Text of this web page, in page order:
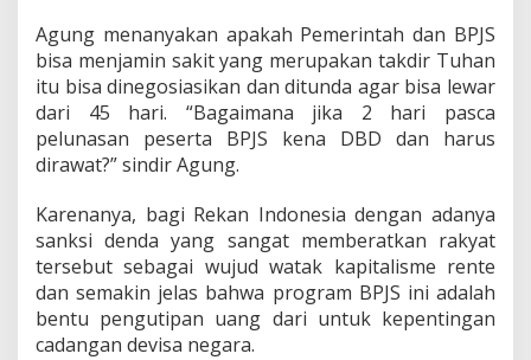
Agung menanyakan apakah Pemerintah dan BPJS
bisa menjamin sakit yang merupakan takdir Tuhan
itu bisa dinegosiasikan dan ditunda agar bisa lewar
dari 45 hari. “Bagaimana jika 2 hari pasca
pelunasan peserta BPJS kena DBD dan harus
dirawat?” sindir Agung.
Karenanya, bagi Rekan Indonesia dengan adanya
sanksi denda yang sangat memberatkan rakyat
tersebut sebagai wujud watak kapitalisme rente
dan semakin jelas bahwa program BPJS ini adalah
bentu pengutipan uang dari untuk kepentingan
cadangan devisa negara.